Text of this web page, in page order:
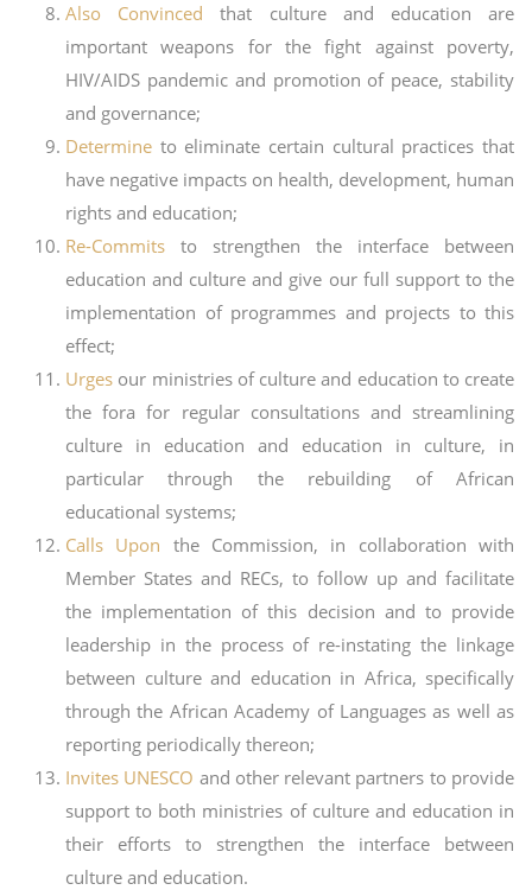
Also Convinced that culture and education are
important weapons for the fight against poverty,
HIV/AIDS pandemic and promotion of peace, stability
and governance;
Determine to eliminate certain cultural practices that
have negative impacts on health, development, human
rights and education;
Re-Commits to strengthen the interface between
education and culture and give our full support to the
implementation of programmes and projects to this
effect;
Urges our ministries of culture and education to create
the fora for regular consultations and streamlining
culture in education and education in culture, in
particular through the rebuilding of African
educational systems;
Calls Upon the Commission, in collaboration with
Member States and RECs, to follow up and facilitate
the implementation of this decision and to provide
leadership in the process of re-instating the linkage
between culture and education in Africa, specifically
through the African Academy of Languages as well as
reporting periodically thereon;
Invites UNESCO and other relevant partners to provide
support to both ministries of culture and education in
their efforts to strengthen the interface between
culture and education.